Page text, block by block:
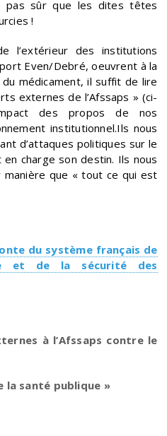
pas sûr que les dites têtes
!
l’extérieur des institutions
Even/Debré, oeuvrent à la
médicament, il suffit de lire
externes de l’Afssaps » (ci-
des propos de nos
institutionnel.Ils nous
d’attaques politiques sur le
charge son destin. Ils nous
que « tout ce qui est
du système français de
et de la sécurité des
à l’Afssaps contre le
la santé publique »